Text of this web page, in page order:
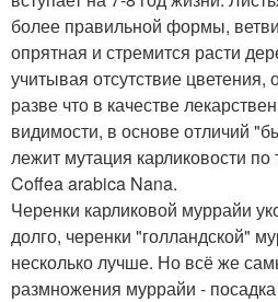
более правильной формы,
опрятная и стремится расти
учитывая отсутствие цветения,
разве что в качестве
видимости, в основе отличий
лежит мутация карликовости по
Coffea arabica Nana.
Черенки карликовой муррайи
долго, черенки "голландской"
несколько лучше. Но всё же
размножения муррайи -